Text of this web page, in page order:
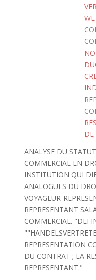
DE
ANALYSE DU
COMMERCIAL EN
INSTITUTION QUI
ANALOGUES DU
VOYAGEUR-
REPRESENTANT
COMMERCIAL.
REPRESENTATION
DU CONTRAT ; LA
REPRESENTANT."